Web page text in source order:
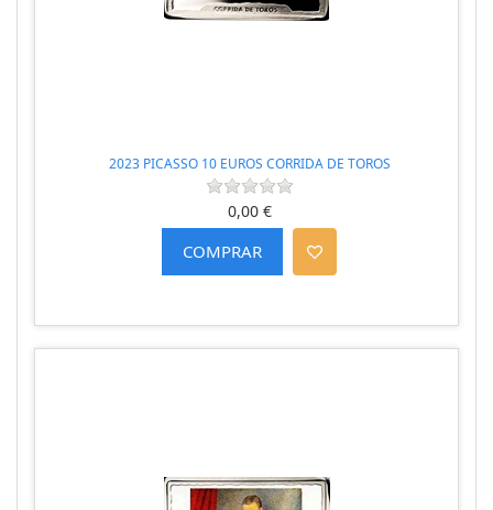
2023 PICASSO 10 EUROS CORRIDA DE TOROS
0,00 €